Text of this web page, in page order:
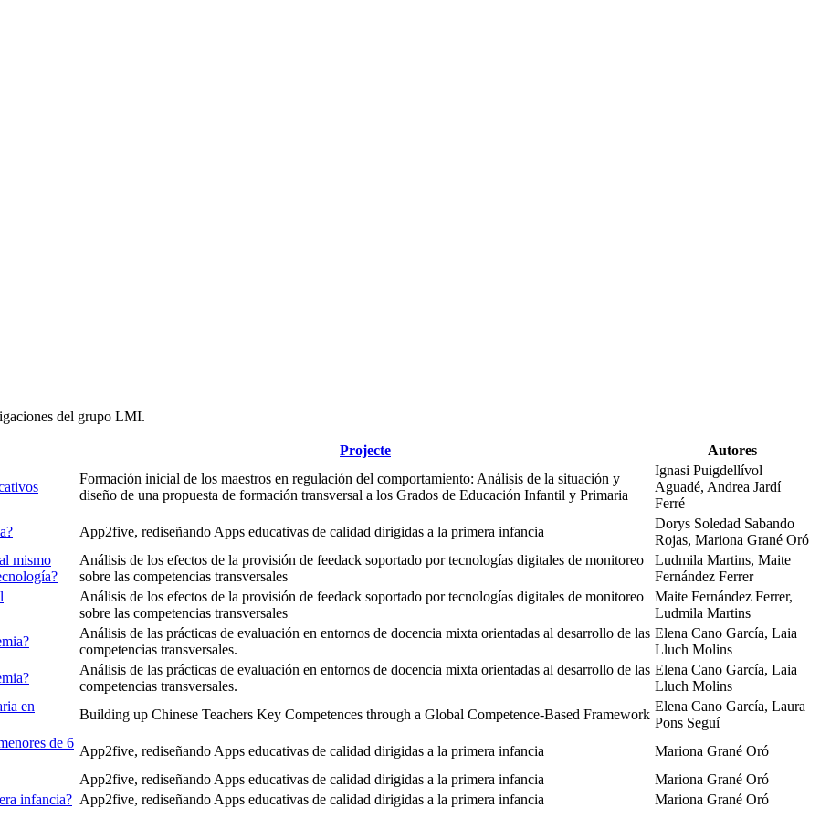
del grupo LMI.
Projecte Autores
Formación inicial de los maestros en regulación del comportamiento: Análisis de la situación y
diseño de una propuesta de formación transversal a los Grados de Educación Infantil y Primaria
Ignasi Puigdellívol
Aguadé, Andrea Jardí
Ferré
App2five, rediseñando Apps educativas de calidad dirigidas a la primera infancia
Dorys Soledad Sabando
Rojas, Mariona Grané Oró
mismo
Análisis de los efectos de la provisión de feedack soportado por tecnologías digitales de monitoreo
sobre las competencias transversales
Ludmila Martins, Maite
Fernández Ferrer
Análisis de los efectos de la provisión de feedack soportado por tecnologías digitales de monitoreo
sobre las competencias transversales
Maite Fernández Ferrer,
Ludmila Martins
Análisis de las prácticas de evaluación en entornos de docencia mixta orientadas al desarrollo de las
competencias transversales.
Elena Cano García, Laia
Lluch Molins
Análisis de las prácticas de evaluación en entornos de docencia mixta orientadas al desarrollo de las
competencias transversales.
Elena Cano García, Laia
Lluch Molins
en
Building up Chinese Teachers Key Competences through a Global Competence-Based Framework
Elena Cano García, Laura
Pons Seguí
de 6
App2five, rediseñando Apps educativas de calidad dirigidas a la primera infancia
Mariona Grané Oró
App2five, rediseñando Apps educativas de calidad dirigidas a la primera infancia
Mariona Grané Oró
infancia? App2five, rediseñando Apps educativas de calidad dirigidas a la primera infancia Mariona Grané Oró